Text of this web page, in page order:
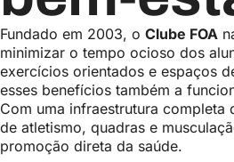
Fundado em 2003, o Clube FOA
minimizar o tempo ocioso dos
exercícios orientados e espaços
esses benefícios também a
Com uma infraestrutura completa
de atletismo, quadras e
promoção direta da saúde.